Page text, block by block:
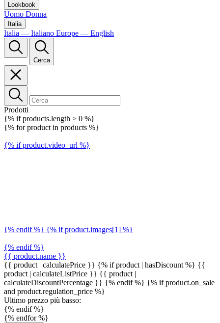
Lookbook
Uomo Donna
Italia
Italia — Italiano Europe — English
Cerca
Prodotti
{% if products.length > 0 %}
{% for product in products %}
{% if product.video_url %}
{% endif %} {% if product.images[1] %}
{% endif %}
{{ product.name }}
{{ product | calculatePrice }} {% if product | hasDiscount %} {{
product | calculateListPrice }} {{ product |
calculateDiscountPercentage }} {% endif %} {% if product.on_sale
and product.regulation_price %}
Ultimo prezzo più basso:
{% endif %}
{% endfor %}